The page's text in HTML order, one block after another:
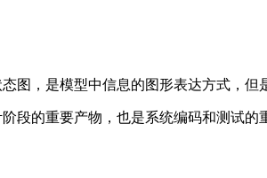
态图，是模型中信息的图形表达方式，
段的重要产物，也是系统编码和测试的